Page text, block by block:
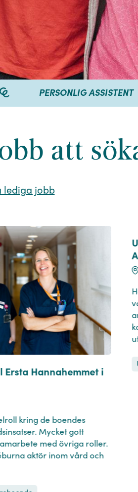
att
lediga jobb
Ersta Hannahemmet i
kring de boendes
Mycket gott
med övriga roller.
aktör inom vård och